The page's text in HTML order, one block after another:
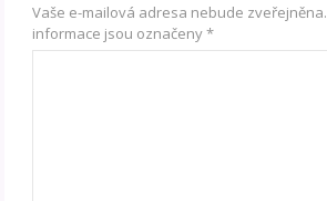
Vaše e-mailová adresa nebude zveřejněna.
informace jsou označeny*